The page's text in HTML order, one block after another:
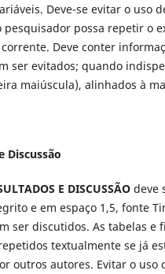
Deve-se evitar o uso
possa repetir o
Deve conter
ser evitados; quando
maiúscula), alinhados à
Discussão
E DISCUSSÃO deve
e em espaço 1,5, fonte
ser discutidos. As tabelas e
textualmente se já
outros autores. Evitar o